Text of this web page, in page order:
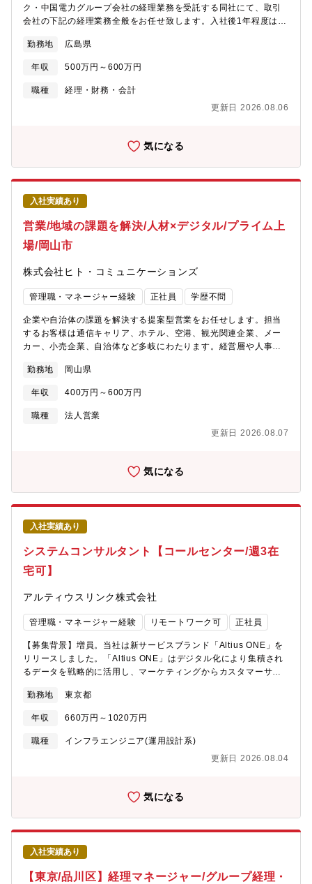
ク・中国電力グループ会社の経理業務を受託する同社にて、取引
会社の下記の経理業務全般をお任せ致します。入社後1年程度は以
としてマネジメント業務を中心にお任せしたいと考えておりま
す。【具体的には…】■出納・資金繰り■会計伝票の審査■固定資産
整理■月次・四半期・年度決算処理■計算書類の作成■税務計算・申
告支援 ■会計監査対応支援・・・・等※管理職昇進後は、所属グ
務などをお任せしたいと考えております。＜取引会社＞中国電
《部署構成》経理サービス部:74名（うち女性:44名）《残業時
間》5～30時間程度/月 《募集背景》現在在籍している管理職者
が、今後定年退職を控えている中で、即戦力となる方を外部から
採用したいと考え、人材を募集しております。今回は各社担当企
業グループを統括する、リーダー（係長）もしくはサブマネージ
ャー（副課長）クラスでの採用を検討しております。※参考※ス
テップアップ：一般職→リーダー（係長）→サブマネージャー
（副課長）→マネージャー（課長）★おすすめポイント★中国電
力グループ企業の経理業務を集約し、高い専門性のもとに複数企
ルアップやキャリア形成が期待できます。中国電力グループに所
属することで、社会インフラを支える事業の一翼を担い、社会貢
献性の高い業務に携われます。安定した経営基盤やワークライフ
バランスを取りながら、落ち着いた環境で働く事が期待できま
す。転勤もありませんので、U・Iターン等で、広島で腰を据えて
働きたい方も歓迎致します。
勤務地 広島県
年収 500万円～600万円
職種
経理・財務・会計
更新日 2026.08.06
気になる
入社実績あり
営業/地域の課題を解決/人材×デジタル/プライム上
場/岡山市
株式会社ヒト・コミュニケーションズ
管理職・マネージャー経験 正社員 学歴不問
企業や自治体の課題を解決する提案型営業をお任せします。担当
するお客様は通信キャリア、ホテル、空港、観光関連企業、メー
カー、小売企業、自治体など多岐にわたります。経営層や人事担
現場の困りごとをヒアリング。課題に合わせて人材サービスや業
務委託、販売支援、イベント運営、デジタル支援などを組み合わ
せた提案を行います。【解決する課題例】■人手不足の解消：「新
規採用したい」「繁忙期だけスタッフを増やしたい」⇒人材派
善：「販売力強化したい」「店舗運営を効率化したい」⇒販売ス
ンド対応：「外国人観光客への対応を強化したい」⇒多言語対応
スタッフやデジタルツールを活用した運営支援を提案■イベント・
地域活性化支援：「イベント運営に必要な人員を確保したい」⇒
自治体イベント、スポーツイベント、各種催事の運営体制を提案
など。具体的に、■新規顧客へのアプローチ（営業活動全体の約7
割）・電話や訪問による新規開拓・企業・自治体への課題ヒアリ
ング・商談機会の創出※問い合わせ対応だけではなく、自ら企業
へアプローチし、新たな課題を発掘していく営業スタイルです。■
既存顧客への提案活動（営業活動全体の約3割）・既存顧客への追
との連携・営業だけで全てを抱えるのではなく、支店スタッフや
本社専門部署と連携しながら課題解決を進めます。・岡山支店だ
けでは対応が難しい大型案件の場合は、本社担当者も商談に参加
し、全国規模のリソースを活用して提案を進めます。■働き方（基
本出社型）・勤務地：岡山支店・担当エリア：岡山県、鳥取県、
香川県、徳島県・出張：月1回程度（宿泊を伴うケースはほぼあり
ません）・転勤：総合職採用のため制度上可能性あり（実際の発
生頻度は低く2025年度実績では全社で1%程度）【提案事例】①
している提案：必要人数や勤務条件を整理し、派遣スタッフによ
提案を実施②自治体イベントの運営支援課題：選挙対応や地域イ
ベントで大量の運営スタッフが必要提案：スタッフ手配から当日
フが不足提案：必要人数の確保から当日の運営管理まで支援※地
で考えた提案によって企業や地域の成長を支援できます。■幅広い
県・徳島県など幅広いエリアを担当。通信、ホテル、空港、観
勤務地 岡山県
年収 400万円～600万円
職種
法人営業
更新日 2026.08.07
気になる
入社実績あり
システムコンサルタント【コールセンター/週3在
宅可】
アルティウスリンク株式会社
管理職・マネージャー経験 リモートワーク可 正社員
【募集背景】増員。当社は新サービスブランド「Altius ONE」を
リリースしました。「Altius ONE」はデジタル化により集積され
るデータを戦略的に活用し、マーケティングからカスタマーサク
バックオフィス業務など、包括的な企業活動におけるビジネス課
題の解決を目指すものです。これまでお客様企業の顧客接点の担
い手として国内最大規模のコンタクトセンターを運営してきた実
績・ノウハウに加えて、KDDIや三井物産のグループケイパビリテ
よるお客様企業のBX（ビジネストランスフォーメーション）を推
バーを募集します。【業務内容】コンタクトセンター/BPO業務提
案に向けたコンサルテーション業務■業務詳細・コンタクトセンタ
ー/バックオフィス業務における提案支援、営業同行、見積作成・
事前調査の実施～要件定義・仕様書、RFP等の作成及び改善計画
の策定・プロダクト選定、ソリューション構築・導入時のプロジ
ェクトマネジメント及びベンダーマネジメント【働く環境】 ■本
部構成計44名20代（男性2名 女性2名）30代（男性9名 女性4
勤務地 東京都
年収 660万円～1020万円
職種
インフラエンジニア(運用設計系)
更新日 2026.08.04
気になる
入社実績あり
【東京/品川区】経理マネージャー/グループ経理・